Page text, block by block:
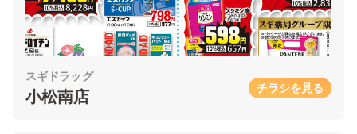
スギドラッグ
小松南店 チラシを見る